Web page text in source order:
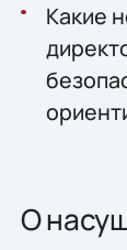
Какие
О